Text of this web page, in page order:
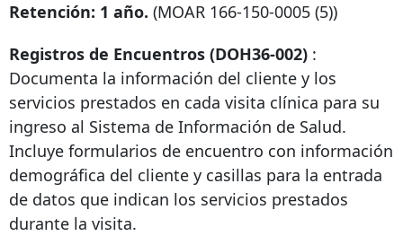
Retención: 1 año. (MOAR 166-150-0005 (5))
Registros de Encuentros (DOH36-002) :
Documenta la información del cliente y los
servicios prestados en cada visita clínica para su
ingreso al Sistema de Información de Salud.
Incluye formularios de encuentro con información
demográfica del cliente y casillas para la entrada
de datos que indican los servicios prestados
durante la visita.